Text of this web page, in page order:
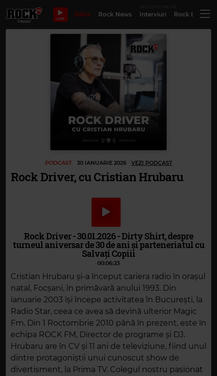
LIVE
Bilete Rock News Interviuri Rock
PODCAST 30 IANUARIE 2026 VEZI PODCAST
Rock Driver, cu Cristian Hrubaru
Rock Driver - 30.01.2026 - Dirty Shirt, despre
turneul aniversar de 30 de ani și parteneriatul cu
Salvați Copiii
00:06:23
Cristian Hrubaru și-a început cariera radio în orașul
natal, Focșani, în primăvară anului 1993. Din
ianuarie 2003 își începe activitatea în București, la
Radio Star, ceea ce avea să devină ulterior Magic
Fm. Din 1 Roctombrie 2010 până în prezent, este în
echipa ROCK FM, Director de programe și DJ.
Hrubaru are în CV și 11 ani de televiziune, fiind unul
dintre protagoniștii unui cunoscut show de
divertisment, la Prima TV. Colegul nostru pasionat